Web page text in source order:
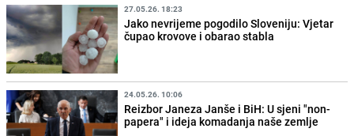
27.05.26. 18:23
Jako nevrijeme pogodilo Sloveniju: Vjetar
čupao krovove i obarao stabla
24.05.26. 10:06
Reizbor Janeza Janše i BiH: U sjeni "non-
papera" i ideja komadanja naše zemlje